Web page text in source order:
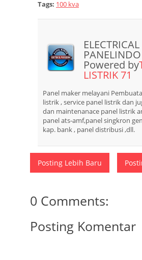
Tags: 100 kva
ELECTRICAL
PANELINDO
Powered by
LISTRIK 71
Panel maker melayani
listrik , service panel listrik dan
dan maintenanace panel listrik
panel ats-amf,panel singkron
kap. bank , panel distribusi ,dll.
Posting Lebih Baru
0 Comments:
Posting Komentar